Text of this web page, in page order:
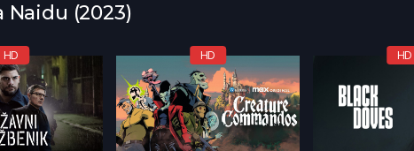
Naidu (2023)
HD HD HD